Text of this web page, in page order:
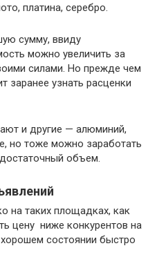
платина, серебро.
сумму, ввиду
можно увеличить за
силами. Но прежде чем
заранее узнать расценки
и другие — алюминий,
но тоже можно заработать
объем.
на таких площадках, как
цену ниже конкурентов на
состоянии быстро